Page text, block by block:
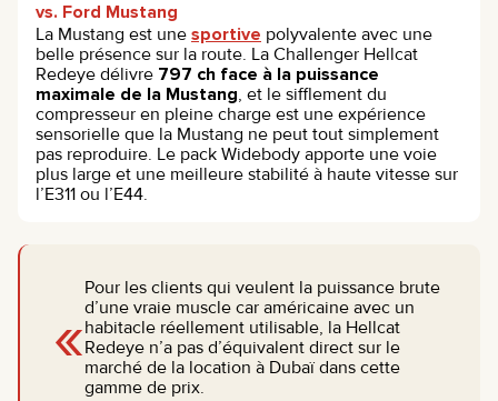
vs. Ford Mustang
La Mustang est une sportive polyvalente avec une
belle présence sur la route. La Challenger Hellcat
Redeye délivre 797 ch face à la puissance
maximale de la Mustang, et le sifflement du
compresseur en pleine charge est une expérience
sensorielle que la Mustang ne peut tout simplement
pas reproduire. Le pack Widebody apporte une voie
plus large et une meilleure stabilité à haute vitesse sur
l’E311 ou l’E44.
«
Pour les clients qui veulent la puissance brute
d’une vraie muscle car américaine avec un
habitacle réellement utilisable, la Hellcat
Redeye n’a pas d’équivalent direct sur le
marché de la location à Dubaï dans cette
gamme de prix.